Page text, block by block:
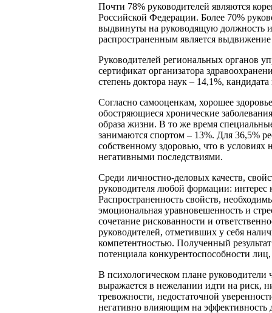
Почти 78% руководителей являются
Российской Федерации. Более 70%
выдвинуты на руководящую должность
распространенным является
Руководителей региональных органов
сертификат организатора
степень доктора наук – 14,1%,
Согласно самооценкам, хорошее
обостряющиеся хронические
образа жизни. В то же время
занимаются спортом – 13%. Для 36,5%
собственному здоровью, что в условиях
негативными последствиями.
Среди личностно-деловых качеств,
руководителя любой формации: интерес
Распространенность свойств,
эмоциональная уравновешенность и
сочетание рискованности и
руководителей, отметивших у себя
компетентностью. Полученный
потенциала конкурентоспособности
В психологическом плане руководители
выражается в нежелании идти на риск,
тревожности, недостаточной
негативно влияющим на эффективность